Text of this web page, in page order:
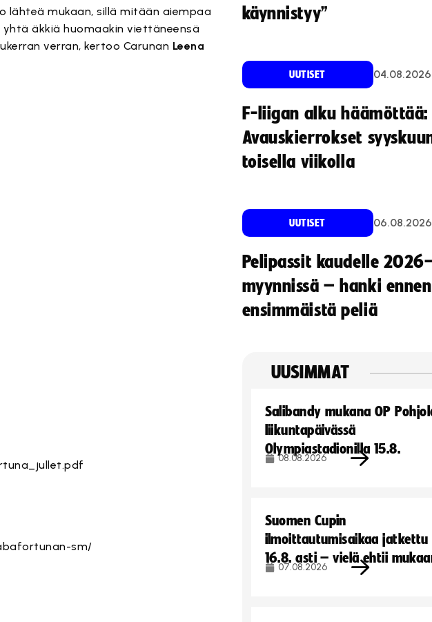
lähteä mukaan, sillä mitään aiempaa
äkkiä huomaakin viettäneensä
verran, kertoo Carunan Leena
sm/
käynnistyy”
UUTISET 04.08.2026
F-liigan alku häämöttää:
Avauskierrokset
toisella viikolla
UUTISET 06.08.2026
Pelipassit kaudelle
myynnissä – hanki ennen
ensimmäistä peliä
UUSIMMAT
Salibandy mukana OP
liikuntapäivässä
Olympiastadionilla 15.8.
08.08.2026
Suomen Cupin
ilmoittautumisaikaa jatkettu
16.8. asti – vielä ehtii
07.08.2026